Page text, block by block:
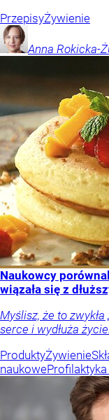
PrzepisyŻywienie
Anna Rokicka-
Naukowcy
wiązała się z
Myślisz, że to
serce i wydłuża
ProduktyŻywienie
naukowe